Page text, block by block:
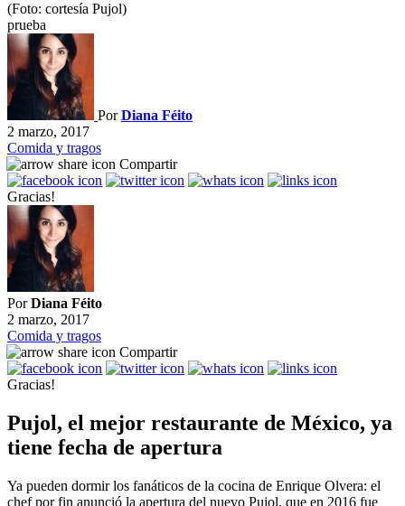
(Foto: cortesía Pujol)
prueba
PorDiana Féito
2 marzo, 2017
Comida y tragos
Compartir
Gracias!
PorDiana Féito
2 marzo, 2017
Comida y tragos
Compartir
Gracias!
Pujol, el mejor restaurante de México, ya
tiene fecha de apertura
Ya pueden dormir los fanáticos de la cocina de Enrique Olvera: el
chef por fin anunció la apertura del nuevo Pujol, que en 2016 fue